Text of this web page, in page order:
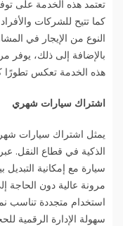
تعتمد هذه الخدمة على
كما تتيح للشركات
النوع من الإيجار في
بالإضافة إلى ذلك، يوفر
هذه الخدمة تعكس تطورًا
اشتراك سيارات شهري
يمثل اشتراك سيارات
الذكية في قطاع النقل.
سيارة مع إمكانية التبديل
مرونة عالية دون الحاجة
استخدام متجددة تناسب
سهولة الإدارة الرقمية